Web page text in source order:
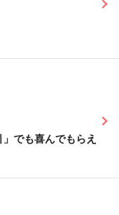
でも喜んでもらえ